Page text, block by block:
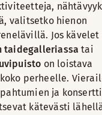
valitsetko hienon
Jos kävelet
taidegalleriassa tai
on loistava
perheelle.
ja
kätevästi